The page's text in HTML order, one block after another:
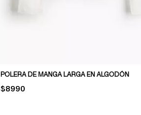
POLERA DE MANGA LARGA EN ALGODÓN
PRICE:
$8990